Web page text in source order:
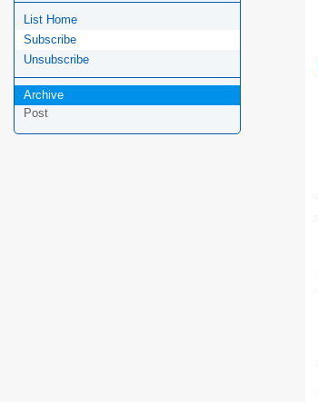
List Home
Subscribe
Unsubscribe
Archive
Post